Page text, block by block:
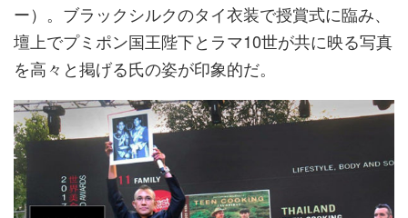
ー）。ブラックシルクのタイ衣装で授賞式に臨み、
壇上でプミポン国王陛下とラマ10世が共に映る写真
を高々と掲げる氏の姿が印象的だ。